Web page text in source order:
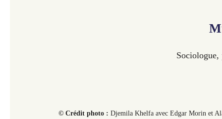
Sociologue,
© Crédit photo : Djemila Khelfa avec Edgar Morin et